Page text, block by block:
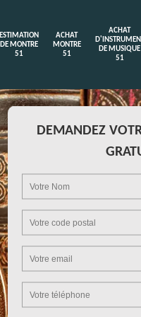
ESTIMATION
DE MONTRE
51
ACHAT
MONTRE
51
ACHAT
DE MUSIQUE
51
DEMANDEZ